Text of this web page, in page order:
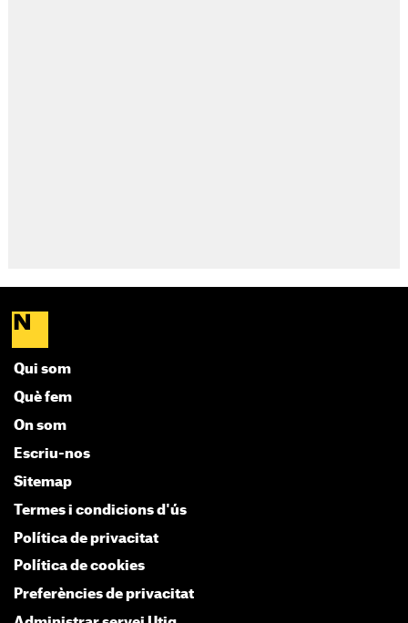
Qui som
Què fem
On som
Escriu-nos
Sitemap
Termes i condicions d'ús
Política de privacitat
Política de cookies
Preferències de privacitat